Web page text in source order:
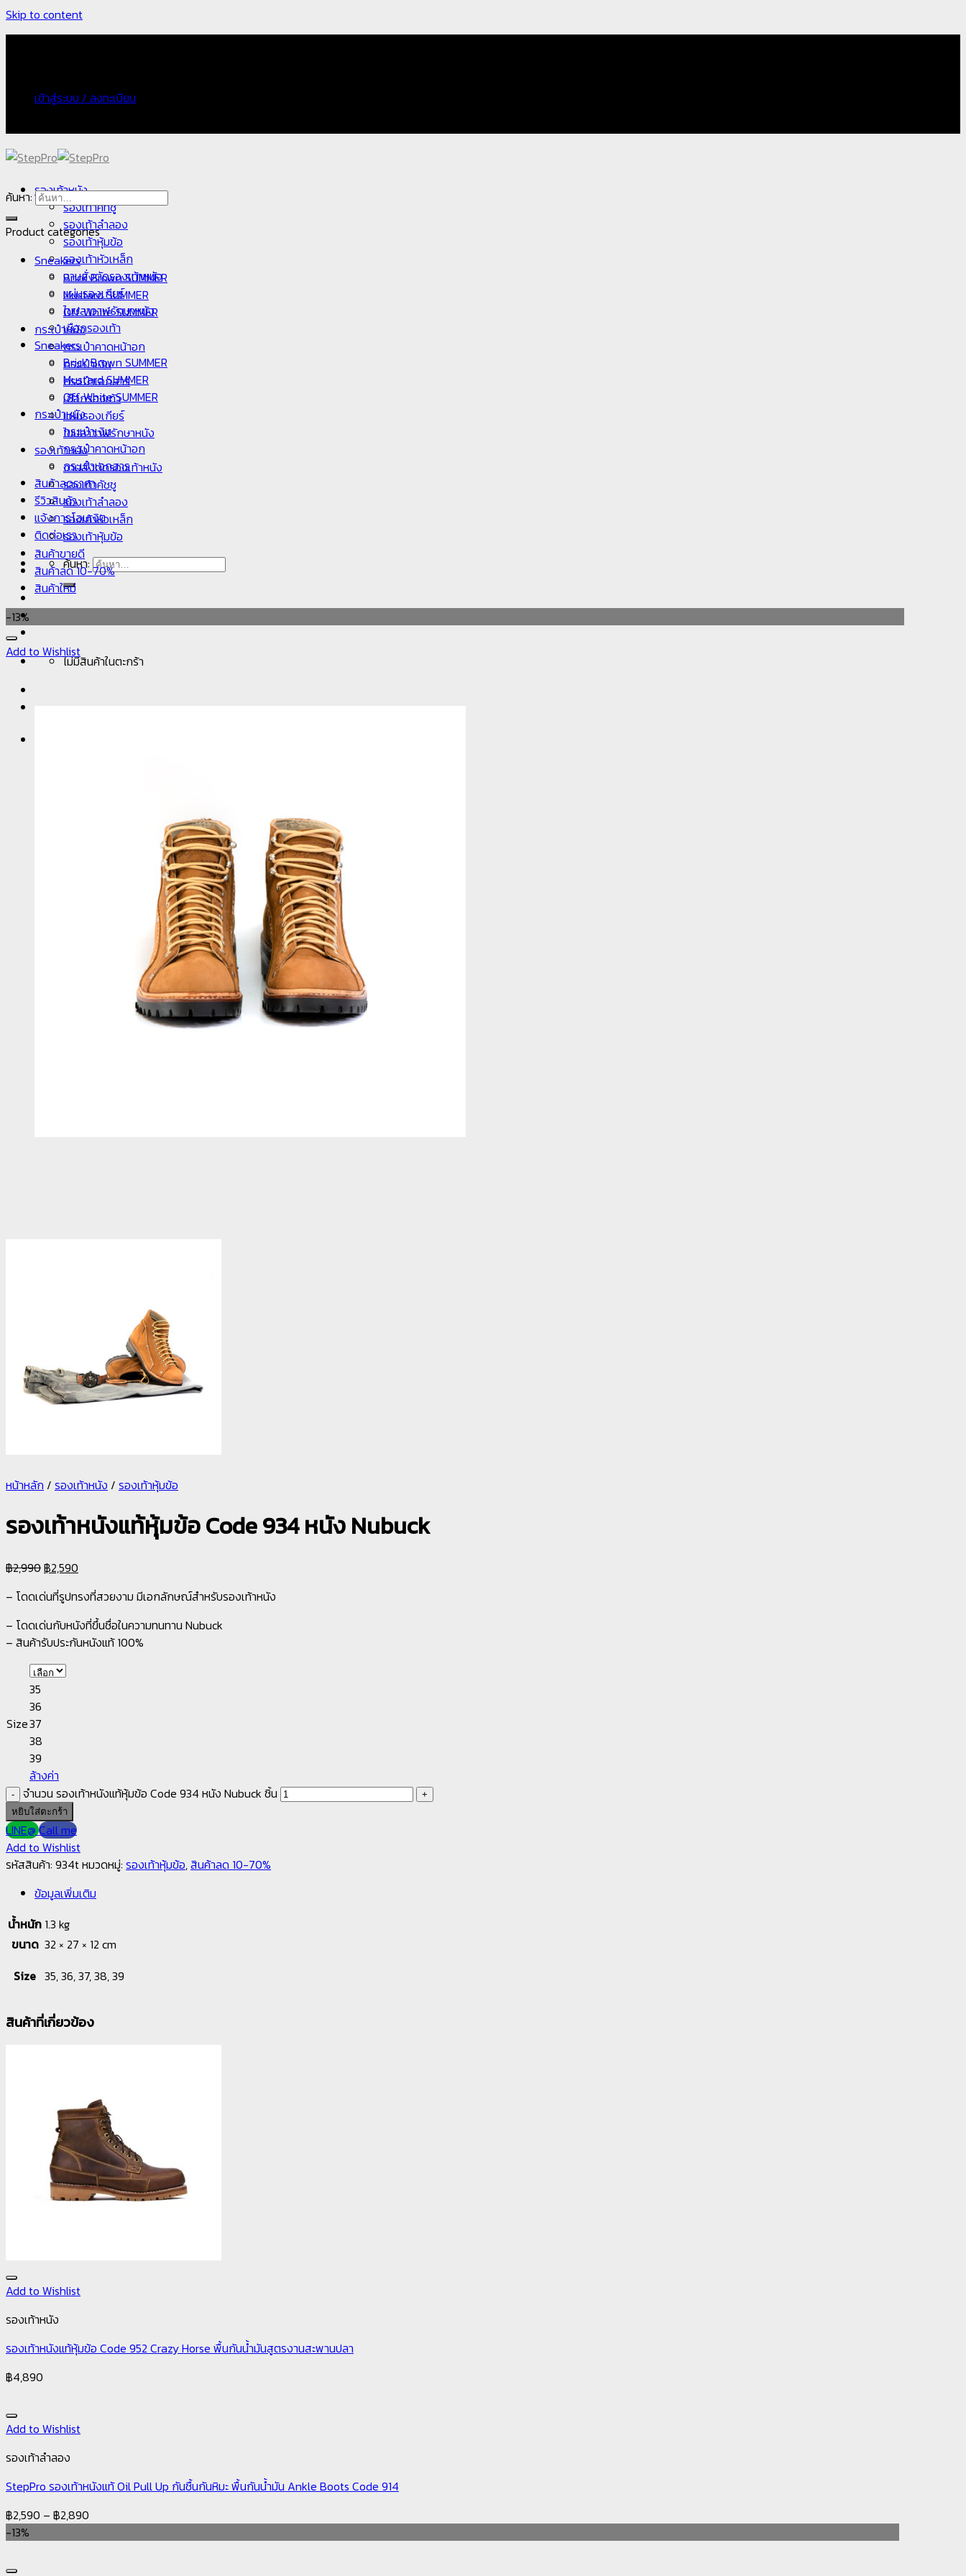
Skip to content
เข้าสู่ระบบ / ลงทะเบียน
รองเท้าหนัง
รองเท้าคัทชู
รองเท้าลำลอง
รองเท้าหุ้มข้อ
รองเท้าหัวเหล็ก
งานสั่งตัดรองเท้าหนัง
แผ่นรองเกียร์
ไขปลาวาฬรักษาหนัง
เชือกรองเท้า
Sneakers
Brick Brown SUMMER
Mustard SUMMER
Off White SUMMER
กระเป๋าหนัง
กระเป๋าเงิน
กระเป๋าคาดหน้าอก
กระเป๋าเอกสาร
สินค้าลดราคา
รีวิวสินค้า
แจ้งการโอนเงิน
ติดต่อเรา
ค้นหา:
ไม่มีสินค้าในตะกร้า
ค้นหา:
Product categories
Sneakers
Brick Brown SUMMER
Mustard SUMMER
Off White SUMMER
กระเป๋าหนัง
กระเป๋าคาดหน้าอก
กระเป๋าเงิน
กระเป๋าเอกสาร
เชือกรองเท้า
แผ่นรองเกียร์
ไขปลาวาฬรักษาหนัง
รองเท้าหนัง
งานสั่งตัดรองเท้าหนัง
รองเท้าคัชชู
รองเท้าลำลอง
รองเท้าหัวเหล็ก
รองเท้าหุ้มข้อ
สินค้าขายดี
สินค้าลด 10-70%
สินค้าใหม่
-13%
Add to Wishlist
หน้าหลัก / รองเท้าหนัง / รองเท้าหุ้มข้อ
รองเท้าหนังแท้หุ้มข้อ Code 934 หนัง Nubuck
฿2,990฿2,590
– โดดเด่นที่รูปทรงที่สวยงาม มีเอกลักษณ์สำหรับรองเท้าหนัง
– โดดเด่นกับหนังที่ขึ้นชื่อในความทนทาน Nubuck
– สินค้ารับประกันหนังแท้ 100%
Size
35
36
37
38
39
ล้างค่า
จำนวน รองเท้าหนังแท้หุ้มข้อ Code 934 หนัง Nubuck ชิ้น
หยิบใส่ตะกร้า
LINE@ Call me
Add to Wishlist
รหัสสินค้า: 934tหมวดหมู่: รองเท้าหุ้มข้อ,สินค้าลด 10-70%
ข้อมูลเพิ่มเติม
น้ำหนัก 1.3 kg
ขนาด 32 × 27 × 12 cm
Size 35, 36, 37, 38, 39
สินค้าที่เกี่ยวข้อง
Add to Wishlist
รองเท้าหนัง
รองเท้าหนังแท้หุ้มข้อ Code 952 Crazy Horse พื้นกันน้ำมันสูตรงานสะพานปลา
฿4,890
Add to Wishlist
รองเท้าลำลอง
StepPro รองเท้าหนังแท้ Oil Pull Up กันชื้นกันหิมะ พื้นกันน้ำมัน Ankle Boots Code 914
฿2,590 – ฿2,890
-13%